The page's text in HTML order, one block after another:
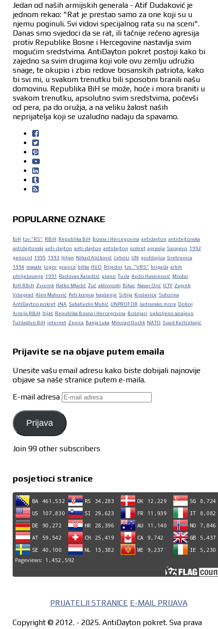
Jedan od naših armijskih generala - Atif Dudaković je
jednom rekao: "Rat je prestao samo za one koji su u
njemu poginuli. Svi vidovi specijalnog rata su na sceni".
Danas smo svjedoci da se rat, ili tačnije rečeno agresija
protiv Republike Bosne i Hercegovine nastavlja svim
mogućim sredstvima. AntiDayton pokret postoji kako bi
zajedno sa svim drugima koji vole ovu zemlju udružio
snage, te okupio i zbio redove bosanskih patriota, kako
bi svi mi, u svakom trenutku bili sposobni branili našu
domovinu. Republika BiH se može, hoće i mora braniti u
svakom trenutku, apsolutno svim sredstvima, počevši
od pera, pa do oružja, a na veliku žalost naših
neprijatelja koji se uzaludno nadaju da spavamo.
POPULARNE OZNAKE
BiH tzv."RS" RBiH Republika BiH Bosna i Hercegovina antidayton antidejtonska
antidejtonski anti-dejton anti-dayton antidejton pokret agresija Sarajevo 1992
genocid 1995 1993 ljiljan Nihad Aličković četnici UN godišnjica Srebrenica
1994 masakr logor granice bitka HVO Prijedor tzv. "VRS" brigada arbih
obilježavanje 1991 Radovan Karadžić pismo Tuzla Avdo Huseinović Mostar
BiH.RBiH Zvornik Ratko Mladić Žuč aktivnosti Bihać Naser Orić ICTY Zagreb
Višegrad Alen Mahović Peti korpus hapšenje Srbija Kruševice Sutorina
AntiDayton pokret JNA Sabahudin Muhić UNPROFOR Jadransko more Doboj
Armija RBiH Ilijaš Republika Bosna i Hercegovina Bošnjaci opkoljeno sarajevo
Tužilaštvo BiH internet Zenica Banja Luka Milorad Dodik NATO Suad Kurtćehajić
Prijavite se na objave putem emaila
Unesite vašu email adresu kako biste dobijali najnovije
objave sa naše stranice putem e-maila.
E-mail adresa
Prijava
Join 99 other subscribers
posjetioci stranice
PRIJATELJI STRANICE E-MAIL PRIJAVA
Copyright © 2012. - 2025. AntiDayton pokret. Sva prava